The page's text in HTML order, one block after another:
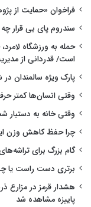
فراخوان «حمایت از
سندروم پای بی قرار
حمله به ورزشگاه
است/ قدردانی از
پارک ویژه سالمندان
وقتی انسان‌ها کمتر
وقتی خانه به
چرا حفظ کاهش وزن
گام بزرگ برای
برتری دست راست یا
هشدار قرمز در مزارع
پاییزه مشاهده شد